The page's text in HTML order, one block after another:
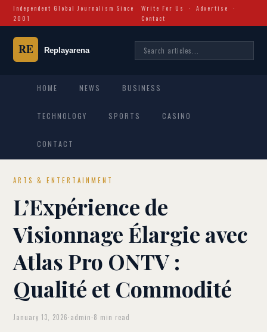
Independent Global Journalism Since
2001
Write For Us ·Advertise
·
Contact
HOME NEWS BUSINESS
TECHNOLOGY SPORTS CASINO
CONTACT
ARTS & ENTERTAINMENT
L’Expérience de
Visionnage Élargie avec
Atlas Pro ONTV :
Qualité et Commodité
January 13, 2026·admin·8 min read